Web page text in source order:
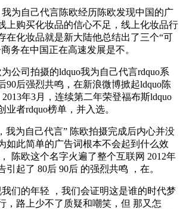
为自己代言陈欧经历陈欧发现中国的广
上购买化妆品的信心不足，线上化妆品行
在化妆品就是新大陆他总结出了三个“可
务在中国正在高速发展是不。
公司拍摄的ldquo我为自己代言rdquo系
90后强烈共鸣，在新浪微博掀起ldquo陈
年3月，连续第二年荣登福布斯ldquo
业者rdquo榜单，并入选。
我为自己代言” 陈欧拍摄完成后内心并没
如此简单的广告词根本不会起到什么效
陈欧这个名字火遍了整个互联网 2012年
引起了 80后 90后 的强烈共鸣 ，在。
们的年轻 ，我们会证明这是谁的时代梦
，路上少不了质疑和嘲笑，但 那又怎